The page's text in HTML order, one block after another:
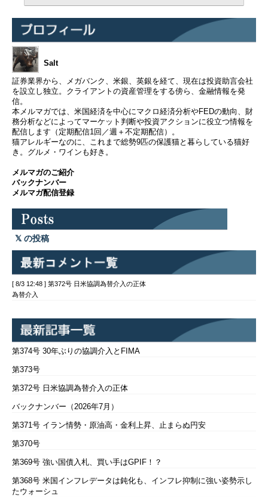
Salt
証券業界から、メガバンク、米銀、英銀を経て、現在は投資助言会社
を設立し独立。クライアントの資産管理をする傍ら、金融情報を発
信。
本メルマガでは、米国経済を中心にマクロ経済分析やFEDの動向、財
務分析などによってマーケット判断や投資アクションに役立つ情報を
配信します（定期配信1回／週＋不定期配信）。
猫アレルギーなのに、これまで総勢9匹の保護猫と暮らしている猫好
き。グルメ・ワインも好き。
メルマガのご紹介
バックナンバー
メルマガ配信登録
の投稿
[ 8/3 12:48 ] 第372号 日米協調為替介入の正体
為替介入
第374号 30年ぶりの協調介入とFIMA
第373号
第372号 日米協調為替介入の正体
バックナンバー（2026年7月）
第371号 イラン情勢・原油高・金利上昇、止まらぬ円安
第370号
第369号 強い国債入札、買い手はGPIF！？
第368号 米国インフレデータは鈍化も、インフレ抑制に強い姿勢示し
たウォーシュ